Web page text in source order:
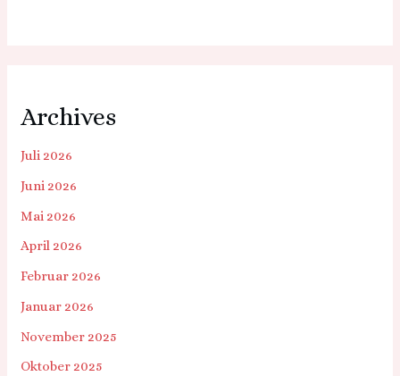
Archives
Juli 2026
Juni 2026
Mai 2026
April 2026
Februar 2026
Januar 2026
November 2025
Oktober 2025